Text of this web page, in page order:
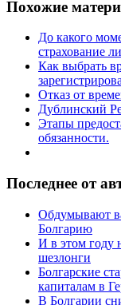
Похожие
До какого
страхование
Как выбрать
Отказ от
Дублинский
Этапы
обязанности.
Последнее от
Обдумывают
Болгарию
И в этом году
шезлонги
Болгарские
капиталам в
В Болгарии